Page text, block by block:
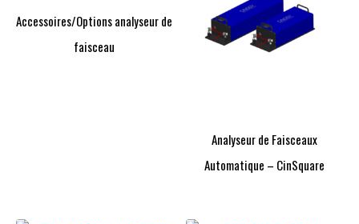
Accessoires/Options analyseur de
faisceau
Analyseur de Faisceaux
Automatique – CinSquare